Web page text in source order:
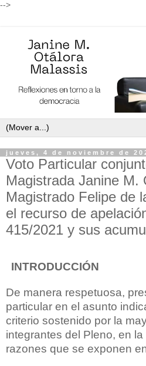
-->
jueves, 4 de noviembre de
Voto Particular
Magistrada Janine M.
Magistrado Felipe de
el recurso de
415/2021 y sus
INTRODUCCIÓN
De manera respetuosa,
particular en el asunto
criterio sostenido por la
integrantes del Pleno, en
razones que se exponen